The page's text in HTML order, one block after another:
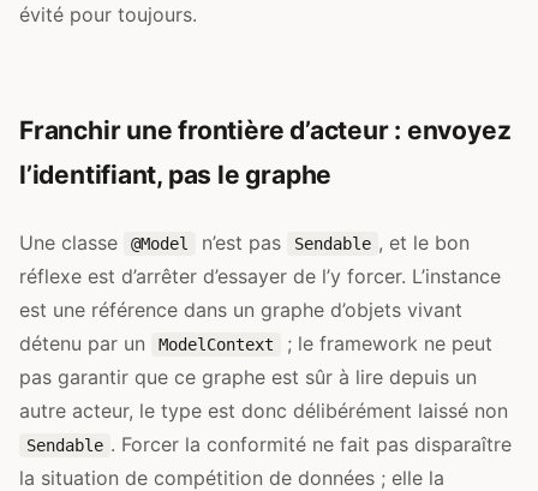
évité pour toujours.
Franchir une frontière d’acteur : envoyez
l’identifiant, pas le graphe
Une classe @Model n’est pas Sendable , et le bon
réflexe est d’arrêter d’essayer de l’y forcer. L’instance
est une référence dans un graphe d’objets vivant
détenu par un
ModelContext
; le framework ne peut
pas garantir que ce graphe est sûr à lire depuis un
autre acteur, le type est donc délibérément laissé non
Sendable . Forcer la conformité ne fait pas disparaître
la situation de compétition de données ; elle la